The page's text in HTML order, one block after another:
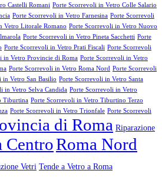
Castelli Romani Porte Scorrevoli in Vetro Colle Salario
Porte Scorrevoli in Vetro Farnesina Porte Scorrevoli
Vetro Litorale Romano Porte Scorrevoli in Vetro Nuovo
Porte Scorrevoli in Vetro Pineta Sacchetti Porte
Porte Scorrevoli in Vetro Prati Fiscali Porte Scorrevoli
in Vetro Provincie di Roma Porte Scorrevoli in Vetro
Porte Scorrevoli in Vetro Roma Nord Porte Scorrevoli
in Vetro San Basilio Porte Scorrevoli in Vetro Santa
in Vetro Selva Candida Porte Scorrevoli in Vetro
Tiburtina Porte Scorrevoli in Vetro Tiburtino Terzo
Porte Scorrevoli in Vetro Trionfale Porte Scorrevoli
di Roma Riparazione
CentroRoma Nord
Vetri Tende a Vetro a Roma